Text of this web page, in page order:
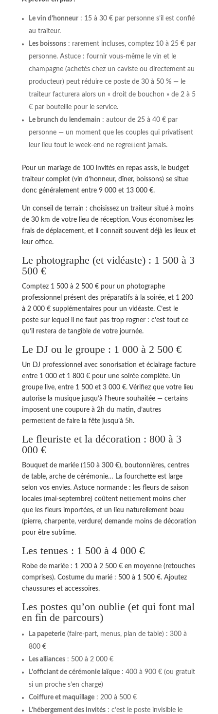
Le vin d’honneur: 15 à 30 € par personne s’il est confié
au traiteur.
Les boissons: rarement incluses, comptez 10 à 25 € par
personne. Astuce : fournir vous-même le vin et le
champagne (achetés chez un caviste ou directement au
producteur) peut réduire ce poste de 30 à 50 % — le
traiteur facturera alors un « droit de bouchon » de 2 à 5
€ par bouteille pour le service.
Le brunch du lendemain : autour de 25 à 40 € par
personne — un moment que les couples qui privatisent
leur lieu tout le week-end ne regrettent jamais.
Pour un mariage de 100 invités en repas assis, le budget
traiteur complet (vin d’honneur, dîner, boissons) se situe
donc généralement entre 9 000 et 13 000 €.
Un conseil de terrain : choisissez un traiteur situé à moins
de 30 km de votre lieu de réception. Vous économisez les
frais de déplacement, et il connaît souvent déjà les lieux et
leur office.
Le photographe (et vidéaste) : 1 500 à 3
500 €
Comptez 1 500 à 2 500 € pour un photographe
professionnel présent des préparatifs à la soirée, et 1 200
à 2 000 € supplémentaires pour un vidéaste. C’est le
poste sur lequel il ne faut pas trop rogner : c’est tout ce
qu’il restera de tangible de votre journée.
Le DJ ou le groupe : 1 000 à 2 500 €
Un DJ professionnel avec sonorisation et éclairage facture
entre 1 000 et 1 800 € pour une soirée complète. Un
groupe live, entre 1 500 et 3 000 €. Vérifiez que votre lieu
autorise la musique jusqu’à l’heure souhaitée — certains
imposent une coupure à 2h du matin, d’autres
permettent de faire la fête jusqu’à 5h.
Le fleuriste et la décoration : 800 à 3
000 €
Bouquet de mariée (150 à 300 €), boutonnières, centres
de table, arche de cérémonie… La fourchette est large
selon vos envies. Astuce normande : les fleurs de saison
locales (mai-septembre) coûtent nettement moins cher
que les fleurs importées, et un lieu naturellement beau
(pierre, charpente, verdure) demande moins de décoration
pour être sublime.
Les tenues : 1 500 à 4 000 €
Robe de mariée : 1 200 à 2 500 € en moyenne (retouches
comprises). Costume du marié : 500 à 1 500 €. Ajoutez
chaussures et accessoires.
Les postes qu’on oublie (et qui font mal
en fin de parcours)
La papeterie(faire-part, menus, plan de table) : 300 à
800 €
Les alliances: 500 à 2 000 €
L’officiant de cérémonie laïque: 400 à 900 € (ou gratuit
si un proche s’en charge)
Coiffure et maquillage: 200 à 500 €
L’hébergement des invités: c’est le poste invisible le